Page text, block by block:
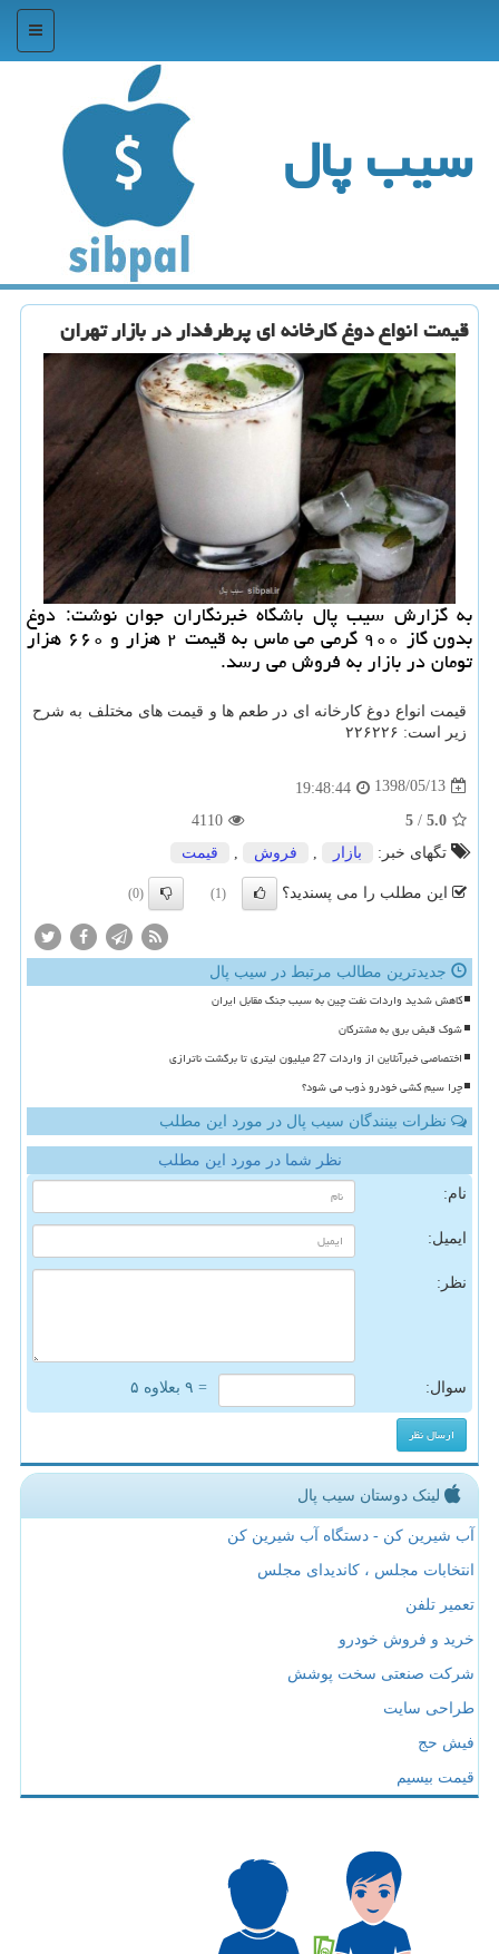
منو
سیب پال
قیمت انواع دوغ كارخانه ای پرطرفدار در بازار تهران
به گزارش سیب پال باشگاه خبرنگاران جوان نوشت: دوغ
بدون گاز ۹۰۰ گرمی می ماس به قیمت ۲ هزار و ۶۶۰ هزار
تومان در بازار به فروش می رسد.
قیمت انواع دوغ كارخانه ای در طعم ها و قیمت های مختلف به شرح
زیر است: ۲۲۶۲۲۶
1398/05/13
19:48:44
5.0
/
5
4110
تگهای خبر:
بازار فروش قیمت
این مطلب را می پسندید؟ (1)
(0)
جدیدترین مطالب مرتبط در سیب پال
کاهش شدید واردات نفت چین به سبب جنگ مقابل ایران
شوک قبض برق به مشترکان
اختصاصی خبرآنلاین از واردات 27 میلیون لیتری تا برگشت ناترازی
چرا سیم کشی خودرو ذوب می شود؟
نظرات بینندگان سیب پال در مورد این مطلب
نظر شما در مورد این مطلب
نام:
ایمیل:
نظر:
سوال: = ۹ بعلاوه ۵
لینک دوستان سیب پال
آب شیرین کن - دستگاه آب شیرین کن
انتخابات مجلس ، کاندیدای مجلس
تعمیر تلفن
خرید و فروش خودرو
شرکت صنعتی سخت پوشش
طراحی سایت
فیش حج
قیمت بیسیم